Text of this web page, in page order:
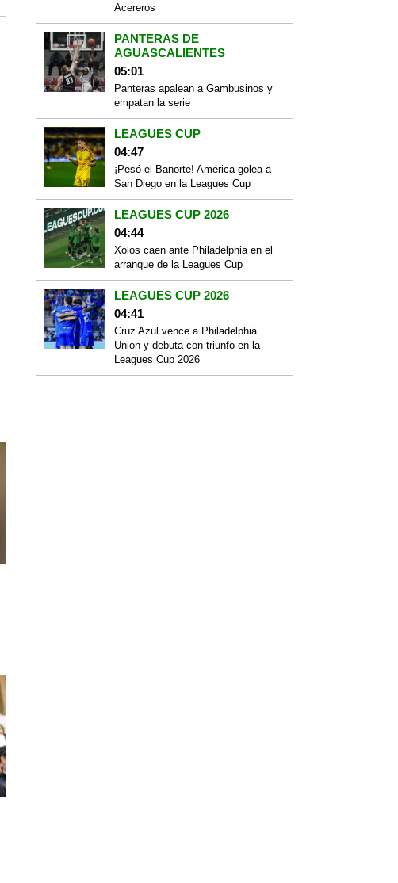
Acereros
PANTERAS DE
AGUASCALIENTES
05:01
Panteras apalean a Gambusinos y
empatan la serie
LEAGUES CUP
04:47
¡Pesó el Banorte! América golea a
San Diego en la Leagues Cup
LEAGUES CUP 2026
04:44
Xolos caen ante Philadelphia en el
arranque de la Leagues Cup
LEAGUES CUP 2026
04:41
Cruz Azul vence a Philadelphia
Union y debuta con triunfo en la
Leagues Cup 2026